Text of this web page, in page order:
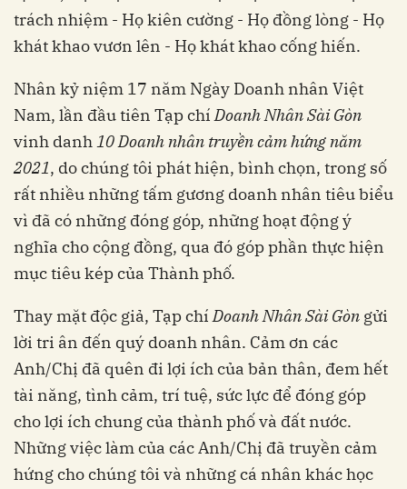
trách nhiệm - Họ kiên cường - Họ đồng lòng - Họ
khát khao vươn lên - Họ khát khao cống hiến.
Nhân kỷ niệm 17 năm Ngày Doanh nhân Việt
Nam, lần đầu tiên Tạp chíDoanh Nhân Sài Gòn
vinh danh10 Doanh nhân truyền cảm hứng năm
2021, do chúng tôi phát hiện, bình chọn, trong số
rất nhiều những tấm gương doanh nhân tiêu biểu
vì đã có những đóng góp, những hoạt động ý
nghĩa cho cộng đồng, qua đó góp phần thực hiện
mục tiêu kép của Thành phố.
Thay mặt độc giả, Tạp chíDoanh Nhân Sài Gòn gửi
lời tri ân đến quý doanh nhân. Cảm ơn các
Anh/Chị đã quên đi lợi ích của bản thân, đem hết
tài năng, tình cảm, trí tuệ, sức lực để đóng góp
cho lợi ích chung của thành phố và đất nước.
Những việc làm của các Anh/Chị đã truyền cảm
hứng cho chúng tôi và những cá nhân khác học